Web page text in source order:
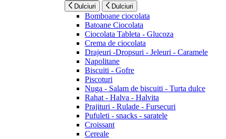
Dulciuri Dulciuri
Bomboane ciocolata
Batoane Ciocolata
Ciocolata Tableta - Glucoza
Crema de ciocolata
Drajeuri -Dropsuri - Jeleuri - Caramele
Napolitane
Biscuiti - Gofre
Piscoturi
Nuga - Salam de biscuiti - Turta dulce
Rahat - Halva - Halvita
Prajituri - Rulade - Fursecuri
Pufuleti - snacks - saratele
Croissant
Cereale